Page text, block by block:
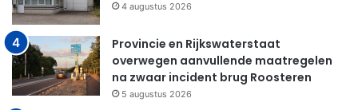
4 augustus 2026
Provincie en Rijkswaterstaat
overwegen aanvullende maatregelen
na zwaar incident brug Roosteren
5 augustus 2026